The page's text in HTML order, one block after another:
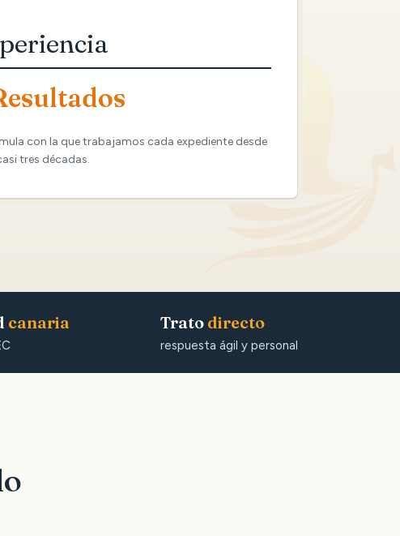
con la que trabajamos cada expediente desde
tres décadas.
canaria Trato directo
respuesta ágil y personal